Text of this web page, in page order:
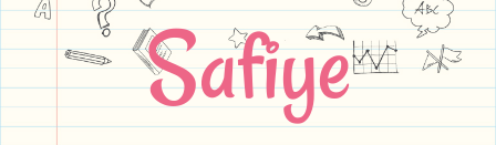
Safiye